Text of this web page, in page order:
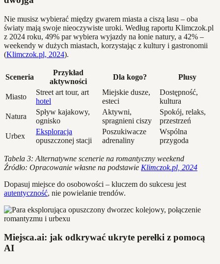
Nie musisz wybierać między gwarem miasta a ciszą lasu – oba
światy mają swoje nieoczywiste uroki. Według raportu Klimczok.pl
z 2024 roku, 49% par wybiera wyjazdy na łonie natury, a 42% –
weekendy w dużych miastach, korzystając z kultury i gastronomii
(Klimczok.pl, 2024).
Sceneria
Przykład
aktywności
Dla kogo? Plusy
Miasto
Street art tour, art
hotel
Miejskie dusze,
esteci
Dostępność,
kultura
Natura
Spływ kajakowy,
ognisko
Aktywni,
spragnieni ciszy
Spokój, relaks,
przestrzeń
Urbex
Eksploracja
opuszczonej stacji
Poszukiwacze
adrenaliny
Wspólna
przygoda
Tabela 3: Alternatywne scenerie na romantyczny weekend
Źródło: Opracowanie własne na podstawie Klimczok.pl, 2024
Dopasuj miejsce do osobowości – kluczem do sukcesu jest
autentyczność, nie powielanie trendów.
Miejsca.ai: jak odkrywać ukryte perełki z pomocą
AI